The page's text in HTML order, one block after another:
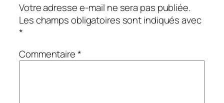
Votre adresse e-mail ne sera pas publiée.
Les champs obligatoires sont indiqués avec
*
Commentaire*